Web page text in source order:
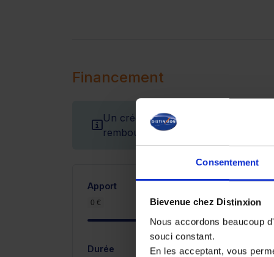
Consentement
Bievenue chez Distinxion
Nous accordons beaucoup
souci constant.
En les acceptant, vous
Financement
Un crédit vous engage et doit être
remboursement avant de vous
Apport
0 € 5 100 €
Durée